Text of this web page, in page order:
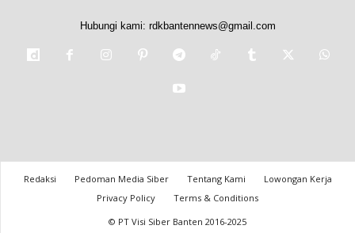
Hubungi kami: rdkbantennews@gmail.com
Redaksi Pedoman Media Siber Tentang Kami
Lowongan Kerja
Privacy Policy
Terms & Conditions
© PT Visi Siber Banten 2016-2025